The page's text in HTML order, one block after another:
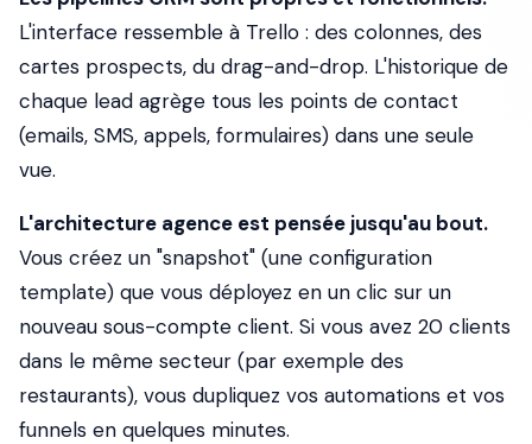
L'interface ressemble à Trello : des colonnes, des
cartes prospects, du drag-and-drop. L'historique de
chaque lead agrège tous les points de contact
(emails, SMS, appels, formulaires) dans une seule
vue.
L'architecture agence est pensée jusqu'au bout.
Vous créez un "snapshot" (une configuration
template) que vous déployez en un clic sur un
nouveau sous-compte client. Si vous avez 20 clients
dans le même secteur (par exemple des
restaurants), vous dupliquez vos automations et vos
funnels en quelques minutes.